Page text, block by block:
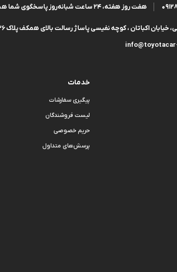
هفت روز هفته، ۲۴ ساعت شبانه‌روز پاسخگوی شما هستیم.
خیابان اکباتان ، کوچه نفیسی پاساژ رسالت بالای همکف پلاک 36
خدمات
پیگیری سفارشات
لیست فروشندگان
حریم خصوصی
پرسش‌های متداول